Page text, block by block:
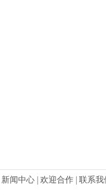
新闻中心 欢迎合作 联系我